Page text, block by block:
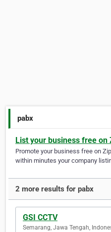
pabx
List your business free
Promote your business free on
within minutes your company
2 more results for pabx
GSI CCTV
Semarang, Jawa Tengah,